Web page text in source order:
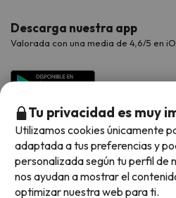
Descarga nuestra app
Valorada con una media de 4,6/5 en
Métodos de pago disponibles
Tu privacidad es muy
Utilizamos cookies únicamente
adaptada a tus preferencias y
personalizada según tu perfil de
nos ayudan a mostrar el
optimizar nuestra web para ti.